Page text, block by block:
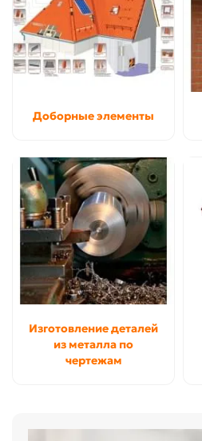
Доборные элементы
Изготовление деталей
из металла по
чертежам